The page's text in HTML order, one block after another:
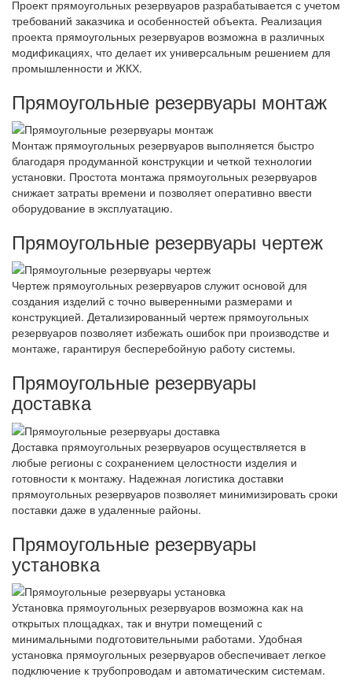
Проект прямоугольных резервуаров разрабатывается с учетом
требований заказчика и особенностей объекта. Реализация
проекта прямоугольных резервуаров возможна в различных
модификациях, что делает их универсальным решением для
промышленности и ЖКХ.
Прямоугольные резервуары монтаж
Монтаж прямоугольных резервуаров выполняется быстро
благодаря продуманной конструкции и четкой технологии
установки. Простота монтажа прямоугольных резервуаров
снижает затраты времени и позволяет оперативно ввести
оборудование в эксплуатацию.
Прямоугольные резервуары чертеж
Чертеж прямоугольных резервуаров служит основой для
создания изделий с точно выверенными размерами и
конструкцией. Детализированный чертеж прямоугольных
резервуаров позволяет избежать ошибок при производстве и
монтаже, гарантируя бесперебойную работу системы.
Прямоугольные резервуары
доставка
Доставка прямоугольных резервуаров осуществляется в
любые регионы с сохранением целостности изделия и
готовности к монтажу. Надежная логистика доставки
прямоугольных резервуаров позволяет минимизировать сроки
поставки даже в удаленные районы.
Прямоугольные резервуары
установка
Установка прямоугольных резервуаров возможна как на
открытых площадках, так и внутри помещений с
минимальными подготовительными работами. Удобная
установка прямоугольных резервуаров обеспечивает легкое
подключение к трубопроводам и автоматическим системам.